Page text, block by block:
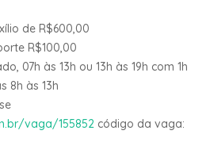
de R$600,00
R$100,00
07h às 13h ou 13h às 19h com 1h
8h às 13h
vaga/155852 código da vaga: